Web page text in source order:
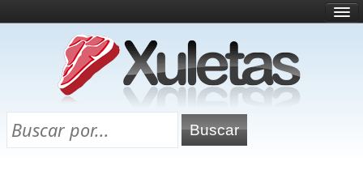
¿Qué es esto?
Directorio
Chuletas para exámenes